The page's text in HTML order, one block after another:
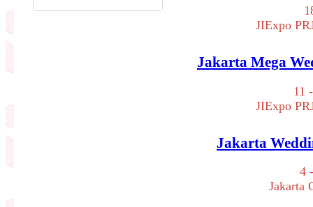
JIExpo
Jakarta Mega
11
JIExpo
Jakarta
4
Jakarta